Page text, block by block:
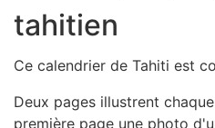
Loisirs (19)
Nos Box (12)
Promotions
Nouveautés
Informations
tahitien
Ce calendrier de Tahiti est
Deux pages illustrent
première page une photo